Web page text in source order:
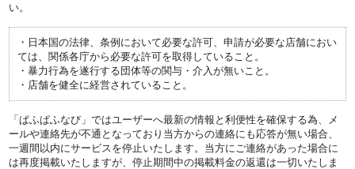
い。
日本国の法律、条例において必要な許可、申請が必要な店舗におい
ては、関係各庁から必要な許可を取得していること。
暴力行為を遂行する団体等の関与・介入が無いこと。
店舗を健全に経営されていること。
「ぱふぱふなび」ではユーザーへ最新の情報と利便性を確保する為、メ
ールや連絡先が不通となっており当方からの連絡にも応答が無い場合、
一週間以内にサービスを停止いたします。当方にご連絡があった場合に
は再度掲載いたしますが、停止期間中の掲載料金の返還は一切いたしま